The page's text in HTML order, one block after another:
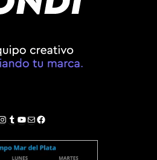
Tumblr
YouTube
Correo electrónico
Facebook